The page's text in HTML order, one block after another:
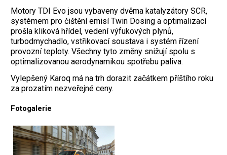
Motory TDI Evo jsou vybaveny dvěma katalyzátory SCR,
systémem pro čištění emisí Twin Dosing a optimalizací
prošla kliková hřídel, vedení výfukových plynů,
turbodmychadlo, vstřikovací soustava i systém řízení
provozní teploty. Všechny tyto změny snižují spolu s
optimalizovanou aerodynamikou spotřebu paliva.
Vylepšený Karoq má na trh dorazit začátkem příštího roku
za prozatím nezveřejné ceny.
Fotogalerie